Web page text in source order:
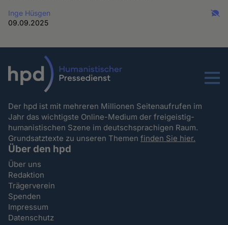
Inge Hüsgen
09.09.2025
Menu
Der hpd ist mit mehreren Millionen Seitenaufrufen im
Jahr das wichtigste Online-Medium der freigeistig-
humanistischen Szene im deutschsprachigen Raum.
Grundsatztexte zu unseren Themenfinden Sie hier.
Über den hpd
Über uns
Redaktion
Trägerverein
Spenden
Impressum
Datenschutz